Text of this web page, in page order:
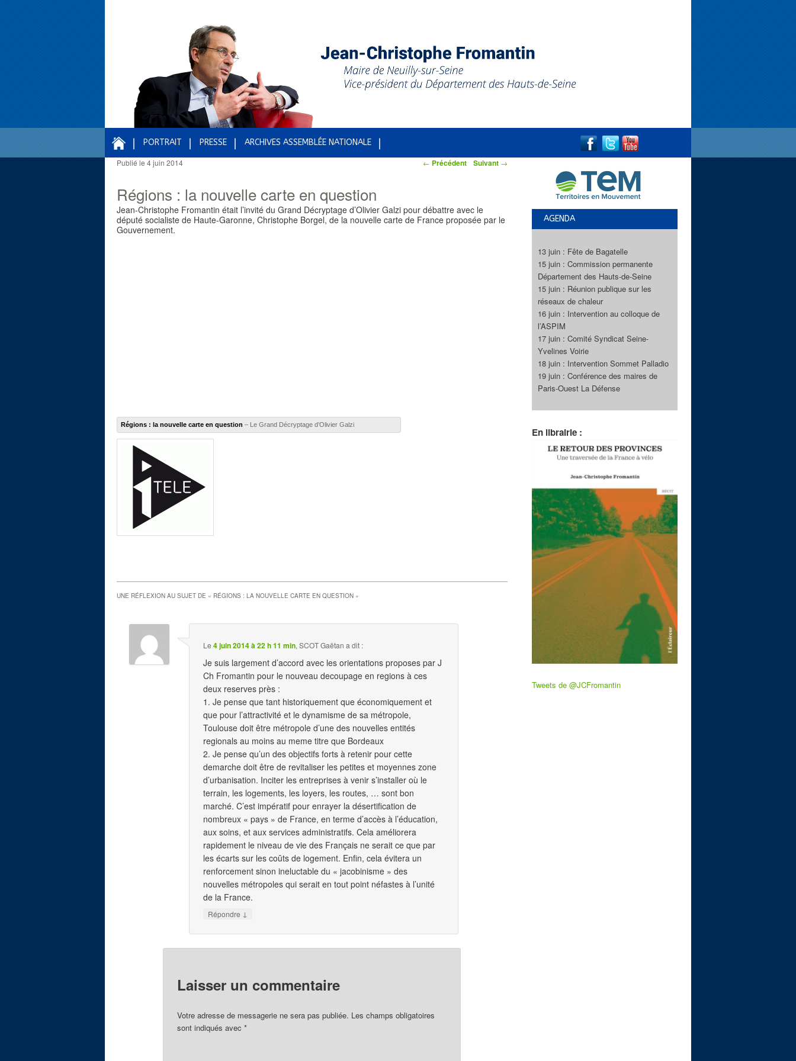
PORTRAIT PRESSE ARCHIVES ASSEMBLÉE NATIONALE
Navigation des articles
← Précédent Suivant →
Régions : la nouvelle carte en question
Publié le 4 juin 2014
Jean-Christophe Fromantin était l’invité du Grand Décryptage d’Olivier Galzi pour débattre avec le
député socialiste de Haute-Garonne, Christophe Borgel, de la nouvelle carte de France proposée par le
Gouvernement.
Régions : la nouvelle carte en question – Le Grand Décryptage d’Olivier Galzi
UNE RÉFLEXION AU SUJET DE « RÉGIONS : LA NOUVELLE CARTE EN QUESTION»
Le 4 juin 2014 à 22 h 11 min, SCOT Gaëtan a dit :
Je suis largement d’accord avec les orientations proposes par J
Ch Fromantin pour le nouveau decoupage en regions à ces
deux reserves près :
1. Je pense que tant historiquement que économiquement et
que pour l’attractivité et le dynamisme de sa métropole,
Toulouse doit être métropole d’une des nouvelles entités
regionals au moins au meme titre que Bordeaux
2. Je pense qu’un des objectifs forts à retenir pour cette
demarche doit être de revitaliser les petites et moyennes zone
d’urbanisation. Inciter les entreprises à venir s’installer où le
terrain, les logements, les loyers, les routes, … sont bon
marché. C’est impératif pour enrayer la désertification de
nombreux « pays » de France, en terme d’accès à l’éducation,
aux soins, et aux services administratifs. Cela améliorera
rapidement le niveau de vie des Français ne serait ce que par
les écarts sur les coûts de logement. Enfin, cela évitera un
renforcement sinon ineluctable du « jacobinisme » des
nouvelles métropoles qui serait en tout point néfastes à l’unité
de la France.
Répondre ↓
Laisser un commentaire
Votre adresse de messagerie ne sera pas publiée. Les champs obligatoires
sont indiqués avec*
AGENDA
13 juin : Fête de Bagatelle
15 juin : Commission permanente
Département des Hauts-de-Seine
15 juin : Réunion publique sur les
réseaux de chaleur
16 juin : Intervention au colloque de
l’ASPIM
17 juin : Comité Syndicat Seine-
Yvelines Voirie
18 juin : Intervention Sommet Palladio
19 juin : Conférence des maires de
Paris-Ouest La Défense
En librairie :
Tweets de @JCFromantin